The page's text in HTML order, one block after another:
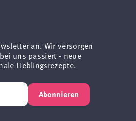
an. Wir versorgen
uns passiert - neue
Lieblingsrezepte.
Abonnieren